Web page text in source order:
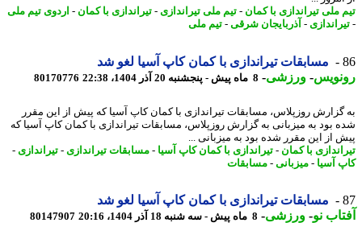
ملی تیراندازی با کمان-تیم ملی تیراندازی- تیراندازی با کمان-اردوی تیم ملی
- آذربایجان شرقی-تیم ملی
مسابقات تیراندازی با کمان کاپ آسیا لغو شد
-ورزشی-8 ماه پیش - پنجشنبه 20 آذر 1404، 22:38 80170776
روزپلاس، مسابقات تیراندازی با کمان کاپ آسیا که پیش از این مقرر
بود به میزبانی به گزارش روزپلاس، مسابقات تیراندازی با کمان کاپ آسیا که
از این مقرر شده بود به میزبانی ...
با کمان-تیراندازی با کمان کاپ آسیا -مسابقات تیراندازی- تیراندازی-
آسیا -میزبانی -مسابقات
مسابقات تیراندازی با کمان کاپ آسیا لغو شد
نو- ورزشی-8 ماه پیش - سه شنبه 18 آذر 1404، 20:16 80147907